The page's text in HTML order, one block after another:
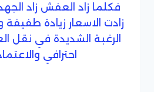
فكلما زاد العفش زاد
زادت الاسعار زيادة
الرغبة الشديدة في
احترافي